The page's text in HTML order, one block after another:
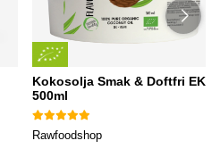
Kokosolja Smak & Doftfri EKO
500ml
Rawfoodshop